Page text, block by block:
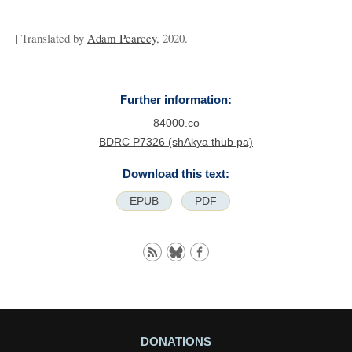
| Translated by Adam Pearcey, 2020.
Further information:
84000.co
BDRC P7326 (shAkya thub pa)
Download this text:
EPUB PDF
DONATIONS